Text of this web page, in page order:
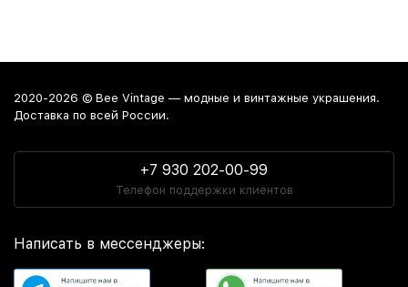
2020-2026 © Bee Vintage — модные и винтажные украшения.
Доставка по всей России.
+7 930 202-00-99
Телефон поддержки клиентов
Написать в мессенджеры: